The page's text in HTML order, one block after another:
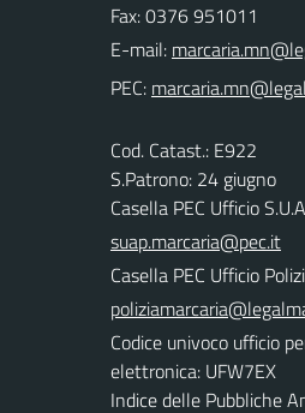
Fax: 0376 951011
E-mail:
PEC:
Cod. Catast.: E922
S.Patrono: 24 giugno
Casella PEC Ufficio
suap.marcaria@pec.it
Casella PEC Ufficio
Codice univoco ufficio
elettronica: UFW7EX
Indice delle Pubbliche